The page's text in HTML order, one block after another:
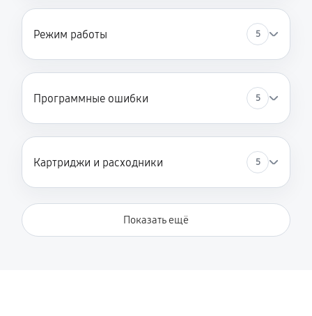
Режим работы 5
Программные ошибки 5
Картриджи и расходники 5
Показать ещё